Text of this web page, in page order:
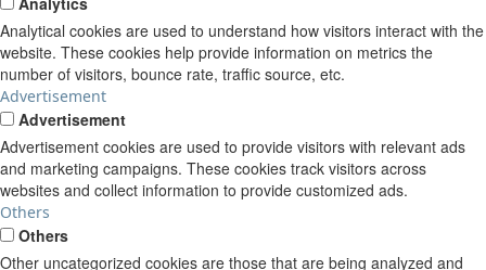
Analytical cookies are used to understand how visitors interact with the
website. These cookies help provide information on metrics the
number of visitors, bounce rate, traffic source, etc.
Advertisement
Advertisement
Advertisement cookies are used to provide visitors with relevant ads
and marketing campaigns. These cookies track visitors across
websites and collect information to provide customized ads.
Others
Others
Other uncategorized cookies are those that are being analyzed and